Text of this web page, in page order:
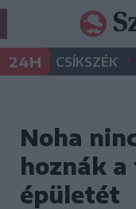
24H CSÍKSZÉK •
Noha
hoznák a
épületét